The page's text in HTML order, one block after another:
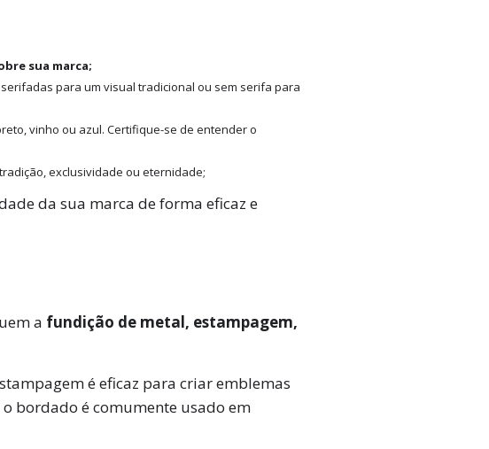
sua marca;
para um visual tradicional ou sem serifa para
vinho ou azul. Certifique-se de entender o
exclusividade ou eternidade;
da sua marca de forma eficaz e
a fundição de metal, estampagem,
é eficaz para criar emblemas
bordado é comumente usado em